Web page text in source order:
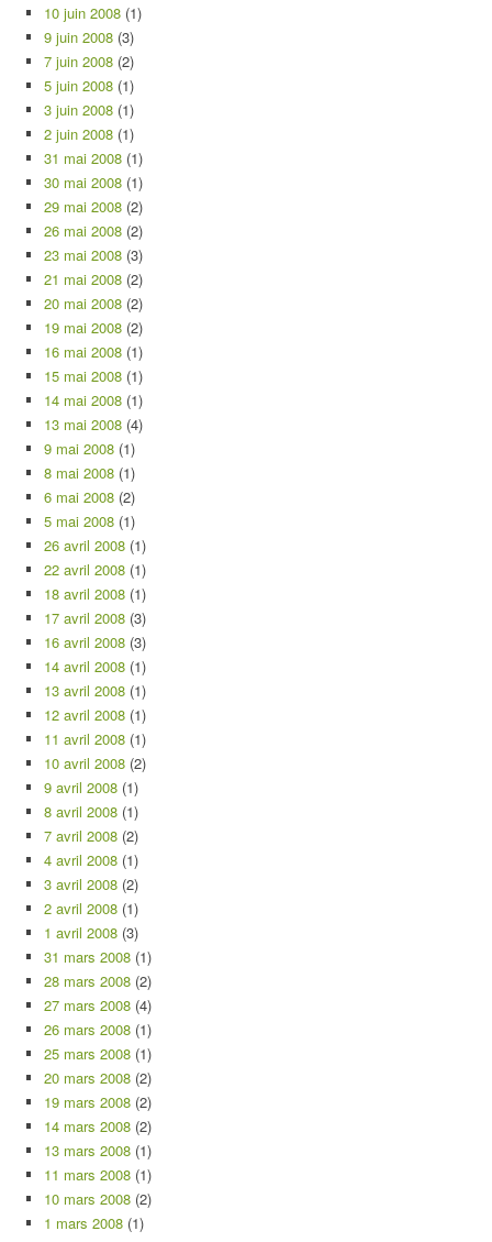
10 juin 2008 (1)
9 juin 2008 (3)
7 juin 2008 (2)
5 juin 2008 (1)
3 juin 2008 (1)
2 juin 2008 (1)
31 mai 2008 (1)
30 mai 2008 (1)
29 mai 2008 (2)
26 mai 2008 (2)
23 mai 2008 (3)
21 mai 2008 (2)
20 mai 2008 (2)
19 mai 2008 (2)
16 mai 2008 (1)
15 mai 2008 (1)
14 mai 2008 (1)
13 mai 2008 (4)
9 mai 2008 (1)
8 mai 2008 (1)
6 mai 2008 (2)
5 mai 2008 (1)
26 avril 2008 (1)
22 avril 2008 (1)
18 avril 2008 (1)
17 avril 2008 (3)
16 avril 2008 (3)
14 avril 2008 (1)
13 avril 2008 (1)
12 avril 2008 (1)
11 avril 2008 (1)
10 avril 2008 (2)
9 avril 2008 (1)
8 avril 2008 (1)
7 avril 2008 (2)
4 avril 2008 (1)
3 avril 2008 (2)
2 avril 2008 (1)
1 avril 2008 (3)
31 mars 2008 (1)
28 mars 2008 (2)
27 mars 2008 (4)
26 mars 2008 (1)
25 mars 2008 (1)
20 mars 2008 (2)
19 mars 2008 (2)
14 mars 2008 (2)
13 mars 2008 (1)
11 mars 2008 (1)
10 mars 2008 (2)
1 mars 2008 (1)